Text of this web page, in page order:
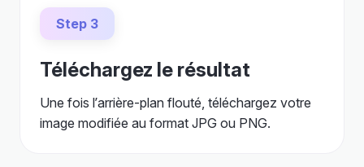
Step 3
Téléchargez le résultat
Une fois l’arrière-plan flouté, téléchargez votre
image modifiée au format JPG ou PNG.